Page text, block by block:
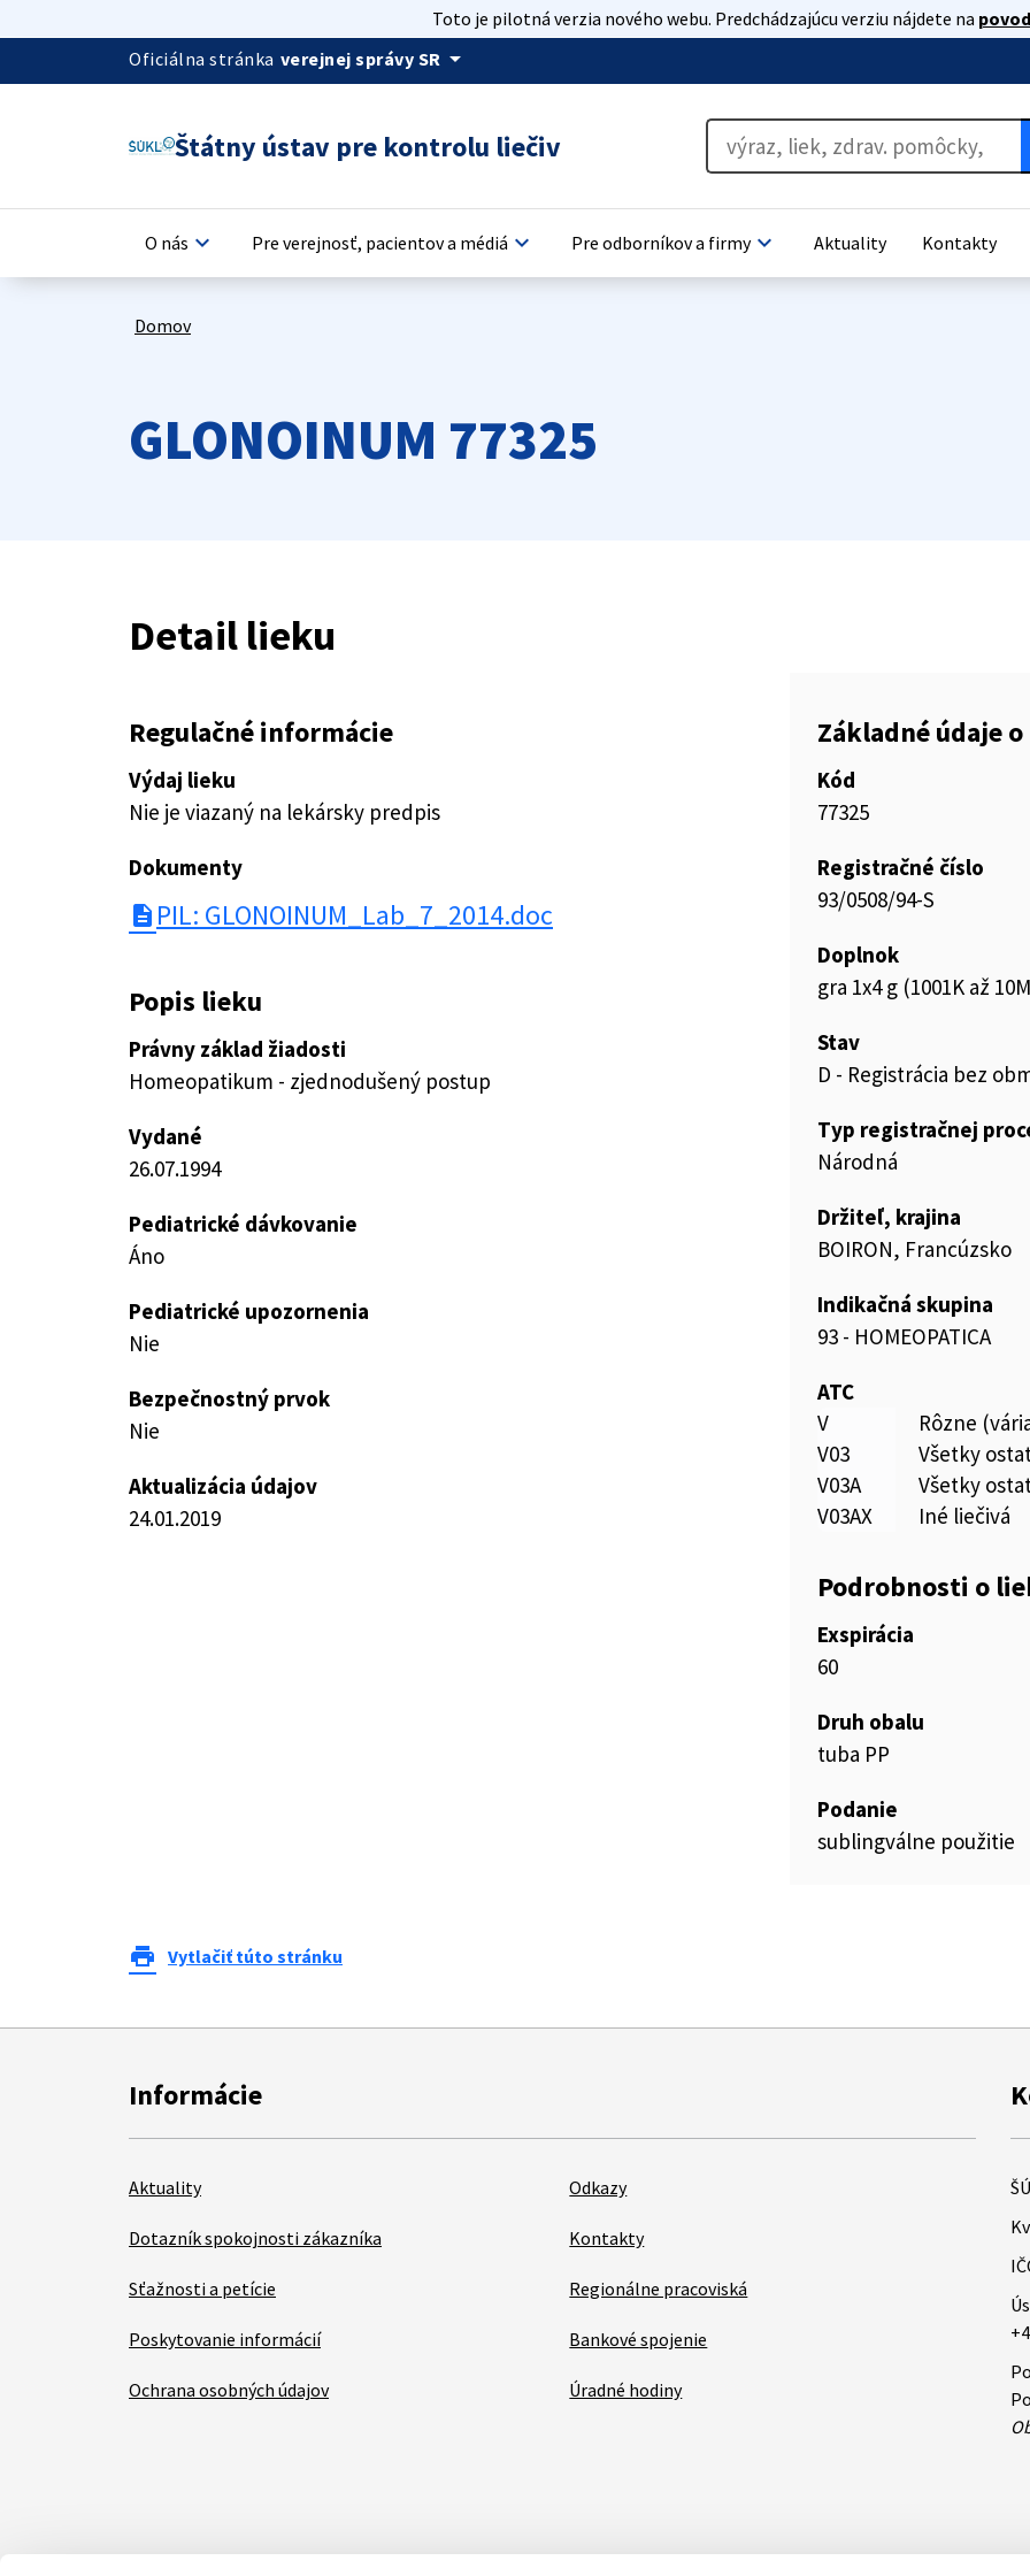
Toto je pilotná verzia nového webu. Predchádzajúcu verziu nájdete na
Oficiálna stránka verejnej správy SR arrow_drop_down
Štátny ústav pre kontrolu liečiv
O nás keyboard_arrow_down Pre verejnosť, pacientov a médiá keyboard_arrow_down Pre odborníkov a firmykeyboard_arrow_down Aktuality Kontakty
Domov
GLONOINUM 77325
Detail lieku
Regulačné informácie
Výdaj lieku
Nie je viazaný na lekársky predpis
Dokumenty
description PIL: GLONOINUM_Lab_7_2014.doc
Popis lieku
Právny základ žiadosti
Homeopatikum - zjednodušený postup
Vydané
26.07.1994
Pediatrické dávkovanie
Áno
Pediatrické upozornenia
Nie
Bezpečnostný prvok
Nie
Aktualizácia údajov
24.01.2019
Základné údaje
Kód
77325
Registračné číslo
93/0508/94-S
Doplnok
gra 1x4 g (1001K až
Stav
D - Registrácia bez
Typ registračnej
Národná
Držiteľ, krajina
BOIRON, Francúzsko
Indikačná skupina
93 - HOMEOPATICA
ATC
V
Rôzne
V03
Všetky
V03A
Všetky
V03AX
Iné liečivá
Podrobnosti o
Exspirácia
60
Druh obalu
tuba PP
Podanie
sublingválne použitie
print Vytlačiť túto stránku
Informácie
Aktuality
Dotazník spokojnosti zákazníka
Sťažnosti a petície
Poskytovanie informácií
Ochrana osobných údajov
Odkazy
Kontakty
Regionálne pracoviská
Bankové spojenie
Úradné hodiny